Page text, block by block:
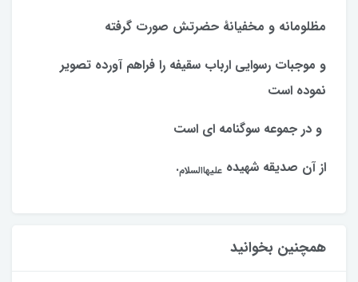
مظلومانه و مخفیانۀ حضرتش صورت گرفته
و موجبات رسوایی ارباب سقیفه را فراهم آورده تصویر
نموده است
و در جموعه سوگنامه ای است
از آن صدیقه شهیده علیهاالسلام.
همچنین بخوانید